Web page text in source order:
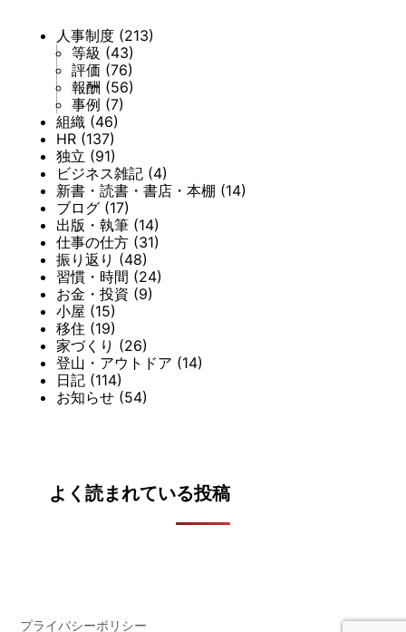
人事制度 (213)
等級 (43)
評価 (76)
報酬 (56)
事例 (7)
組織 (46)
HR (137)
独立 (91)
ビジネス雑記 (4)
新書・読書・書店・本棚 (14)
ブログ (17)
出版・執筆 (14)
仕事の仕方 (31)
振り返り (48)
習慣・時間 (24)
お金・投資 (9)
小屋 (15)
移住 (19)
家づくり (26)
登山・アウトドア (14)
日記 (114)
お知らせ (54)
よく読まれている投稿
プライバシーポリシー